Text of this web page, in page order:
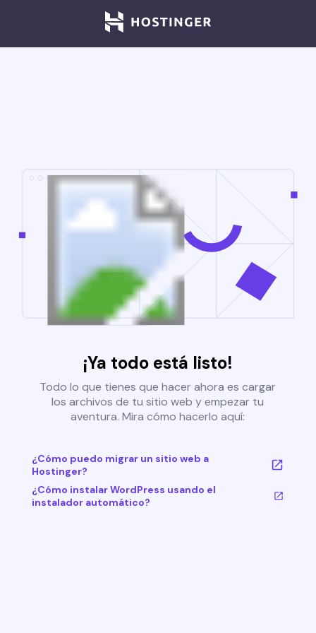
¡Ya todo está listo!
Todo lo que tienes que hacer ahora es cargar
los archivos de tu sitio web y empezar tu
aventura. Mira cómo hacerlo aquí:
¿Cómo puedo migrar un sitio web a
Hostinger?
¿Cómo instalar WordPress usando el
instalador automático?